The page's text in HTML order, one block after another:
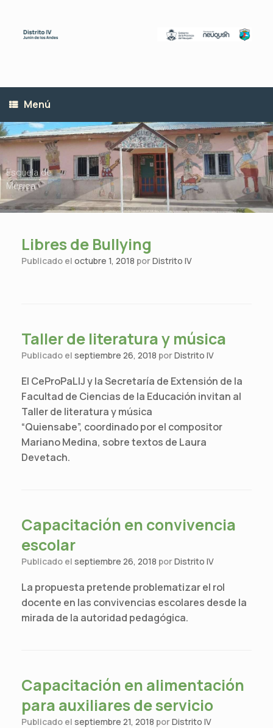
contenido
Menú
Escuela de
Música
Libres de Bullying
Publicado el octubre 1, 2018 porDistrito IV
Taller de literatura y música
Publicado el septiembre 26, 2018 porDistrito IV
El CeProPaLIJ y la Secretaría de Extensión de la
Facultad de Ciencias de la Educación invitan al
Taller de literatura y música
“Quiensabe”, coordinado por el compositor
Mariano Medina, sobre textos de Laura
Devetach.
Capacitación en convivencia
escolar
Publicado el septiembre 26, 2018 porDistrito IV
La propuesta pretende problematizar el rol
docente en las convivencias escolares desde la
mirada de la autoridad pedagógica.
Capacitación en alimentación
para auxiliares de servicio
Publicado el septiembre 21, 2018 porDistrito IV